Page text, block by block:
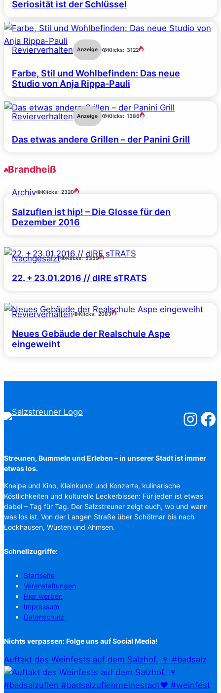
Seriosität ist der Schlüssel
Revierverhalten Anzeige Klicks: 3122
Farbe, Stil und Wohlbefinden: Das neue
Studio von Anja Rippa-Pauli
Revierverhalten Anzeige Klicks: 1386
Das etwas andere Grillen – der Panini Grill
Brandheiß
Archiv Klicks: 2320
Salzuflen ist hip! – Die Glosse für den
Dezember 2016
Nachgesalzt Klicks: 5359
22. + 23.01.2016 // dIRE sTRATS
Revierverhalten Klicks: 2083
Neues Gebäude der Realschule Aspe
eingeweiht
Streunen, Bummeln und Erleben – in unserer Stadt ist immer
etwas los.
Kneipe und Kino, Kleinkunst und Konzerte, kulinarische
Köstlichkeiten und kulturelle Leckerbissen: Für jeden ist etwas
dabei – Tag für Tag. Der Salzstreuner zeigt euch, wo und wann
was los ist. Von der Langen Straße über Schötmar bis nach
Lockhausen, Wüsten und Ahmsen.
Schnellzugriffe:
Startseite
Veranstaltungen
Hier werben
Impressum
Datenschutz
Nichts verpassen: Folge uns auf Social Media!
Auftakt des Weinfests auf dem Salzhof. 🍷 #badsalz